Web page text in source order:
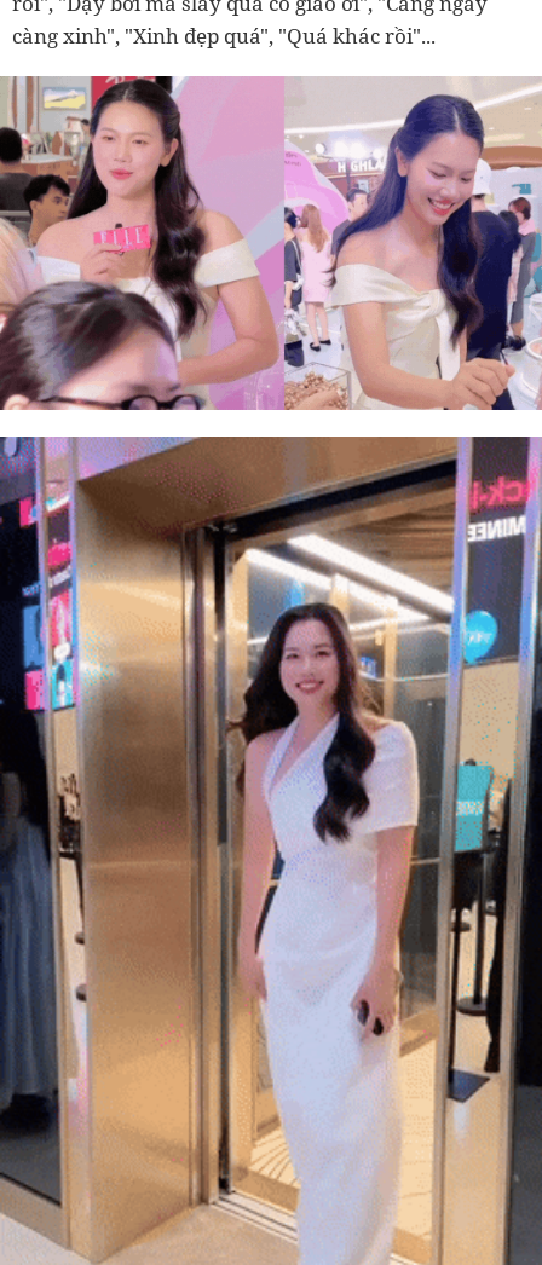
càng xinh", "Xinh đẹp quá", "Quá khác rồi"...